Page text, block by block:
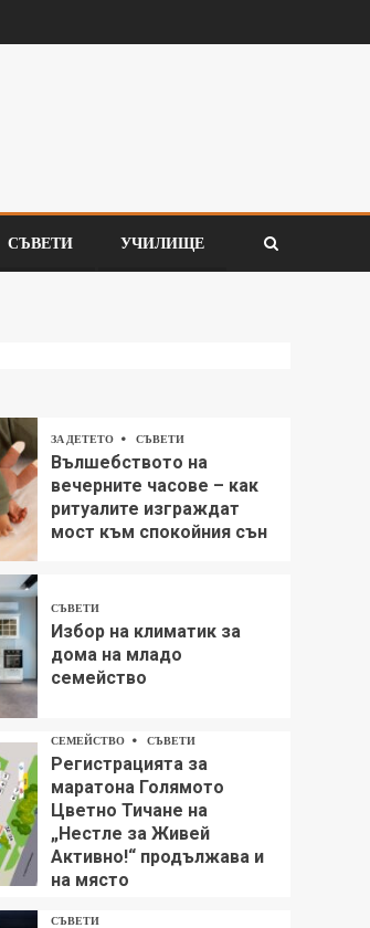
СЪВЕТИ УЧИЛИЩЕ
ЗА ДЕТЕТО СЪВЕТИ
Вълшебството на
вечерните часове – как
ритуалите изграждат
мост към спокойния сън
СЪВЕТИ
Избор на климатик за
дома на младо
семейство
СЕМЕЙСТВО СЪВЕТИ
Регистрацията за
маратона Голямото
Цветно Тичане на
„Нестле за Живей
Aктивно!“ продължава и
на място
СЪВЕТИ